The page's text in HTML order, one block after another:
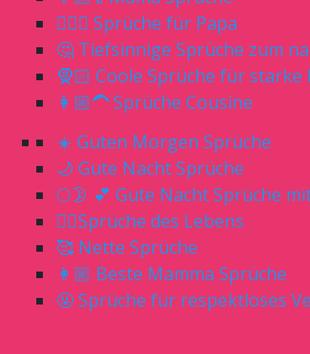
🧔🏼‍♂️ Sprüche für Papa
🤔 Tiefsinnige Sprüche zum
🧕🏻 Coole Sprüche für starke
👩🏼‍🦱 Sprüche Cousine
☀️ Guten Morgen Sprüche
🌙 Gute Nacht Sprüche
🌕🌛 💕 Gute Nacht Sprüche
☝🏻Sprüche des Lebens
🥰 Nette Sprüche
👩🏼 Beste Mamma Sprüche
🤬 Sprüche für respektloses